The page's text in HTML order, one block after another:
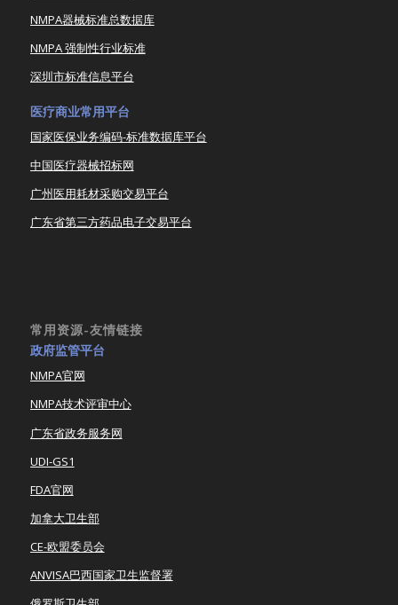
NMPA器械标准总数据库
NMPA 强制性行业标准
深圳市标准信息平台
医疗商业常用平台
国家医保业务编码-标准数据库平台
中国医疗器械招标网
广州医用耗材采购交易平台
广东省第三方药品电子交易平台
常用资源-友情链接
政府监管平台
NMPA官网
NMPA技术评审中心
广东省政务服务网
UDI-GS1
FDA官网
加拿大卫生部
CE-欧盟委员会
ANVISA巴西国家卫生监督署